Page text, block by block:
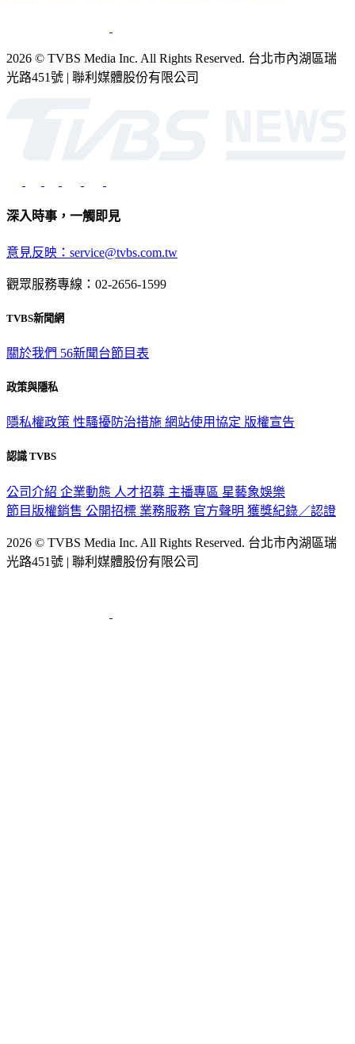
2026 © TVBS Media Inc. All Rights Reserved. 台北市內湖區瑞
光路451號 | 聯利媒體股份有限公司
深入時事，一觸即見
意見反映：service@tvbs.com.tw
觀眾服務專線：02-2656-1599
TVBS新聞網
關於我們 56新聞台節目表
政策與隱私
隱私權政策 性騷擾防治措施 網站使用協定 版權宣告
認識 TVBS
公司介紹 企業動態 人才招募 主播專區 星藝象娛樂
節目版權銷售 公開招標 業務服務 官方聲明 獲獎紀錄／認證
2026 © TVBS Media Inc. All Rights Reserved. 台北市內湖區瑞
光路451號 | 聯利媒體股份有限公司